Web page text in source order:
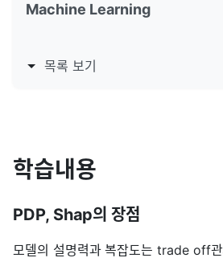
Machine Learning
목록 보기
학습내용
PDP, Shap의 장점
모델의 설명력과 복잡도는 trade off